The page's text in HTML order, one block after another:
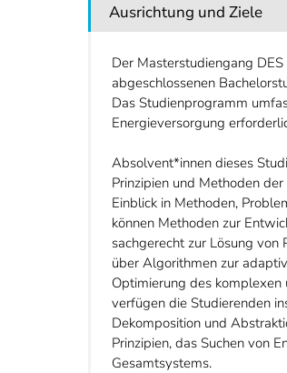
Ausrichtung und Ziele
Der Masterstudiengang
abgeschlossenen
Das Studienprogramm
Energieversorgung
Absolvent*innen dieses
Prinzipien und Methoden
Einblick in Methoden,
können Methoden zur
sachgerecht zur Lösung
über Algorithmen zur
Optimierung des komplexen
verfügen die Studierenden
Dekomposition und
Prinzipien, das Suchen von
Gesamtsystems.